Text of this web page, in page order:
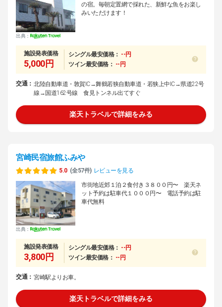
出典：
の宿。毎朝定置網で採れた、新鮮な魚をお楽し
みいただけます！
施設発表価格
5,000円
シングル最安価格： --円
ツイン最安価格： --円
交通： 北陸自動車道・敦賀IC→舞鶴若狭自動車道・若狭上中IC→県道22号
線→国道162号線 食見トンネル出てすぐ
楽天トラベルで詳細をみる
宮崎民宿旅館ふみや
5.0 (全57件) レビューを見る
出典：
市街地近郊１泊２食付き３８００円〜 楽天ネ
ット予約は駐車代１０００円〜 電話予約は駐
車代無料
施設発表価格
3,800円
シングル最安価格： --円
ツイン最安価格： --円
交通： 宮崎駅よりお車。
楽天トラベルで詳細をみる